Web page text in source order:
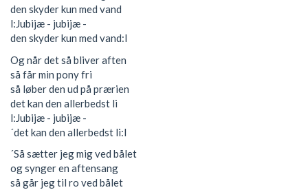
den skyder kun med vand
l:Jubijæ - jubijæ -
den skyder kun med vand:l
Og når det så bliver aften
så får min pony fri
så løber den ud på prærien
det kan den allerbedst li
l:Jubijæ - jubijæ -
´det kan den allerbedst li:l
´Så sætter jeg mig ved bålet
og synger en aftensang
så går jeg til ro ved bålet